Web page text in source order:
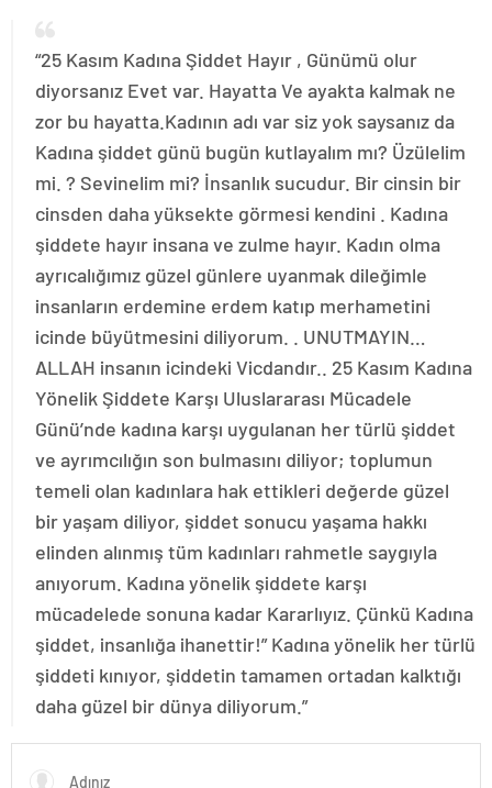
“25 Kasım Kadına Şiddet Hayır , Günümü olur
diyorsanız Evet var. Hayatta Ve ayakta kalmak ne
zor bu hayatta.Kadının adı var siz yok saysanız da
Kadına şiddet günü bugün kutlayalım mı? Üzülelim
mi. ? Sevinelim mi? İnsanlık sucudur. Bir cinsin bir
cinsden daha yüksekte görmesi kendini . Kadına
şiddete hayır insana ve zulme hayır. Kadın olma
ayrıcalığımız güzel günlere uyanmak dileğimle
insanların erdemine erdem katıp merhametini
icinde büyütmesini diliyorum. . UNUTMAYIN…
ALLAH insanın icindeki Vicdandır.. 25 Kasım Kadına
Yönelik Şiddete Karşı Uluslararası Mücadele
Günü’nde kadına karşı uygulanan her türlü şiddet
ve ayrımcılığın son bulmasını diliyor; toplumun
temeli olan kadınlara hak ettikleri değerde güzel
bir yaşam diliyor, şiddet sonucu yaşama hakkı
elinden alınmış tüm kadınları rahmetle saygıyla
anıyorum. Kadına yönelik şiddete karşı
mücadelede sonuna kadar Kararlıyız. Çünkü Kadına
şiddet, insanlığa ihanettir!” Kadına yönelik her türlü
şiddeti kınıyor, şiddetin tamamen ortadan kalktığı
daha güzel bir dünya diliyorum.”